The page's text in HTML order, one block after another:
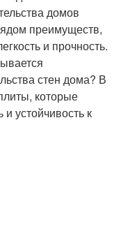
домов
преимуществ,
и прочность.
стен дома? В
которые
устойчивость к